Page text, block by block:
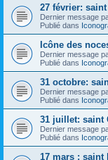
27 février:
Dernier message
Publié dans
Icône des
Dernier message
Publié dans
31 octobre:
Dernier message
Publié dans
31 juillet: saint
Dernier message
Publié dans
17 mars : saint